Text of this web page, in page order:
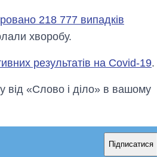
218 777 випадків
хворобу.
результатів на Covid-19.
від «Слово і діло» в вашому
Підписатися
років: хто і як
СЗР